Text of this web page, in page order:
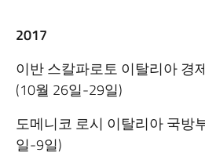
2017
이반 스칼파로토 이탈리아 경
(10월 26일-29일)
도메니코 로시 이탈리아 국방
일-9일)